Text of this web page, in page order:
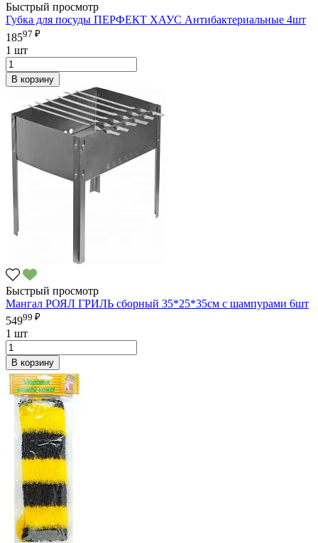
Быстрый просмотр
Губка для посуды ПЕРФЕКТ ХАУС Антибактериальные 4шт
18597 ₽
1 шт
В корзину
Быстрый просмотр
Мангал РОЯЛ ГРИЛЬ сборный 35*25*35см с шампурами 6шт
54999 ₽
1 шт
В корзину